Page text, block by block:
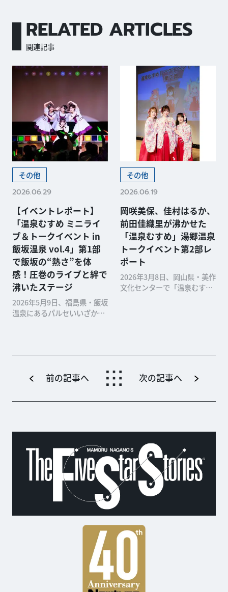
RELATED ARTICLES
関連記事
その他
2026.06.29
【イベントレポート】
「温泉むすめ ミニライ
ブ＆トークイベント in
飯坂温泉 vol.4」第1部
で飯坂の“熱さ”を体
感！圧巻のライブと絆で
沸いたステージ
2026年5月9日、福島県・飯坂
温泉にあるパルセいいざかに
岡茉祐さん、平戸基恵役の矢
礒部花凜さん、...
その他
2026.06.19
岡咲美保、佳村はるか、
前田佳織里が沸かせた
「温泉むすめ」湯郷温泉
トークイベント第2部レ
ポート
2026年3月8日、岡山県・美作
文化センターで「温泉むす
前の記事へ 次の記事へ